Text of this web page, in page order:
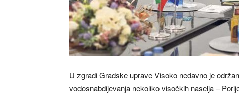
U zgradi Gradske uprave Visoko nedavno je
vodosnabdijevanja nekoliko visočkih naselja –